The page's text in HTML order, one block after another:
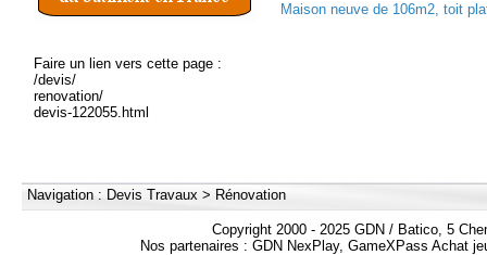
Faire un lien vers cette page :
/devis/
renovation/
devis-122055.html
Maison neuve de 106m2, toit
Navigation : Devis Travaux > Rénovation
Copyright 2000 - 2025 GDN / Batico, 5
Nos partenaires : GDN NexPlay, GameXPass Achat